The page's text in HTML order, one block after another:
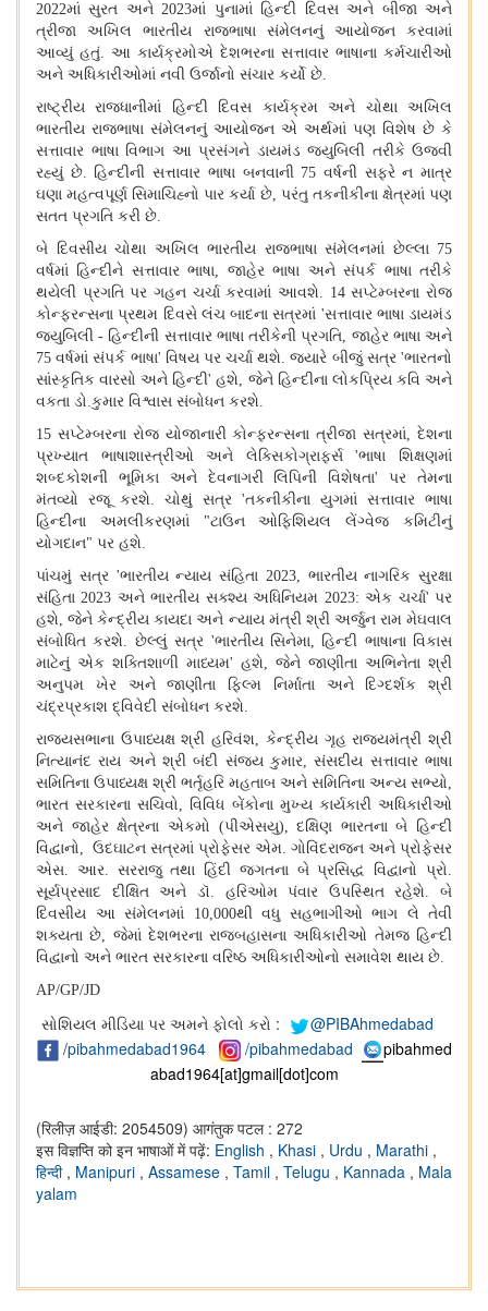
2022માં સુરત અને2023માં પુનામાં હિન્દી દિવસ અને બીજા અને
ત્રીજા અખિલ ભારતીય રાજભાષા સંમેલનનું આયોજન કરવામાં
આવ્યું હતું. આ કાર્યક્રમોએ દેશભરના સત્તાવાર ભાષાના કર્મચારીઓ
અને અધિકારીઓમાં નવી ઉર્જાનો સંચાર કર્યો છે.
રાષ્ટ્રીય રાજધાનીમાં હિન્દી દિવસ કાર્યક્રમ અને ચોથા અખિલ
ભારતીય રાજભાષા સંમેલનનું આયોજન એ અર્થમાં પણ વિશેષ છે કે
સત્તાવાર ભાષા વિભાગ આ પ્રસંગને ડાયમંડ જ્યુબિલી તરીકે ઉજવી
રહ્યું છે. હિન્દીની સત્તાવાર ભાષા બનવાની 75 વર્ષની સફરે ન માત્ર
ઘણા મહત્વપૂર્ણ સિમાચિહ્નો પાર કર્યા છે, પરંતુ તકનીકીના ક્ષેત્રમાં પણ
સતત પ્રગતિ કરી છે.
બે દિવસીય ચોથા અખિલ ભારતીય રાજભાષા સંમેલનમાં છેલ્લા 75
વર્ષમાં હિન્દીને સત્તાવાર ભાષા, જાહેર ભાષા અને સંપર્ક ભાષા તરીકે
થયેલી પ્રગતિ પર ગહન ચર્ચા કરવામાં આવશે. 14સપ્ટેમ્બરના રોજ
કોન્ફરન્સના પ્રથમ દિવસે લંચ બાદના સત્રમાં 'સત્તાવાર ભાષા ડાયમંડ
જ્યુબિલી- હિન્દીની સત્તાવાર ભાષા તરીકેની પ્રગતિ, જાહેર ભાષા અને
75વર્ષમાં સંપર્ક ભાષા' વિષય પર ચર્ચા થશે.જ્યારે બીજું સત્ર'ભારતનો
સાંસ્કૃતિક વારસો અને હિન્દી'હશે, જેને હિન્દીના લોકપ્રિય કવિ અને
વકતા ડો.કુમાર વિશ્વાસ સંબોધન કરશે.
15 સપ્ટેમ્બરના રોજ યોજાનારી કોન્ફરન્સના ત્રીજા સત્રમાં,દેશના
પ્રખ્યાત ભાષાશાસ્ત્રીઓ અને લેક્સિકોગ્રાફર્સ'ભાષા શિક્ષણમાં
શબ્દકોશની ભૂમિકા અને દેવનાગરી લિપિની વિશેષતા' પર તેમના
મંતવ્યો રજૂ કરશે. ચોથું સત્ર 'તકનીકીના યુગમાં સત્તાવાર ભાષા
હિન્દીના અમલીકરણમાં "ટાઉન ઓફિશિયલ લેંગ્વેજ કમિટીનું
યોગદાન" પર હશે.
પાંચમું સત્ર 'ભારતીય ન્યાય સંહિતા 2023, ભારતીય નાગરિક સુરક્ષા
સંહિતા2023 અને ભારતીય સક્શ્ય અધિનિયમ 2023:એક ચર્ચા' પર
હશે,જેને કેન્દ્રીય કાયદા અને ન્યાય મંત્રી શ્રી અર્જુન રામ મેઘવાલ
સંબોધિત કરશે. છેલ્લું સત્ર 'ભારતીય સિનેમા, હિન્દી ભાષાના વિકાસ
માટેનું એક શક્તિશાળી માધ્યમ' હશે, જેને જાણીતા અભિનેતા શ્રી
અનુપમ ખેર અને જાણીતા ફિલ્મ નિર્માતા અને દિગ્દર્શક શ્રી
ચંદ્રપ્રકાશ દ્વિવેદી સંબોધન કરશે.
રાજ્યસભાના ઉપાધ્યક્ષ શ્રી હરિવંશ, કેન્દ્રીય ગૃહ રાજ્યમંત્રી શ્રી
નિત્યાનંદ રાય અને શ્રી બંદી સંજય કુમાર,સંસદીય સત્તાવાર ભાષા
સમિતિના ઉપાધ્યક્ષ શ્રી ભર્તૃહરિ મહતાબ અને સમિતિના અન્ય સભ્યો,
ભારત સરકારના સચિવો, વિવિધ બેંકોના મુખ્ય કાર્યકારી અધિકારીઓ
અને જાહેર ક્ષેત્રના એકમો (પીએસયુ),દક્ષિણ ભારતના બે હિન્દી
વિદ્વાનો, ઉદઘાટન સત્રમાં પ્રોફેસર એમ. ગોવિંદરાજન અને પ્રોફેસર
એસ. આર. સરરાજુ તથા હિંદી જગતના બે પ્રસિદ્ધ વિદ્વાનો પ્રો.
સૂર્યપ્રસાદ દીક્ષિત અને ડૉ. હરિઓમ પંવાર ઉપસ્થિત રહેશે. બે
દિવસીય આ સંમેલનમાં 10,000થી વધુ સહભાગીઓ ભાગ લે તેવી
શક્યતા છે, જેમાં દેશભરના રાજબહાસના અધિકારીઓ તેમજ હિન્દી
વિદ્વાનો અને ભારત સરકારના વરિષ્ઠ અધિકારીઓનો સમાવેશ થાય છે.
AP/GP/JD
સોશિયલ મીડિયા પર અમને ફોલો કરો :
@PIBAhmedabad
/pibahmedabad1964 /pibahmedabad
pibahmed
abad1964[at]gmail[dot]com
(रिलीज़ आईडी: 2054509) आगंतुक पटल : 272
इस विज्ञप्ति को इन भाषाओं में पढ़ें: English , Khasi , Urdu , Marathi ,
हिन्दी , Manipuri , Assamese , Tamil , Telugu , Kannada , Mala
yalam